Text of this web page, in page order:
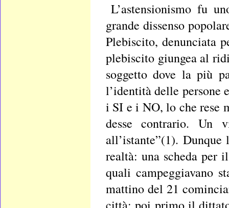
L’astensionismo fu
grande dissenso
Plebiscito, denunciata
plebiscito giungea al
soggetto dove la più
l’identità delle persone
i SI e i NO, lo che rese
desse contrario. Un
all’istante”(1).
realtà: una scheda per
quali campeggiavano
mattino del 21